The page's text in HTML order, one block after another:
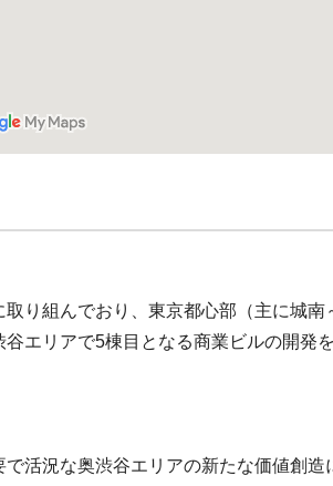
り組んでおり、東京都心部（主に城南
エリアで5棟目となる商業ビルの開発
活況な奥渋谷エリアの新たな価値創造